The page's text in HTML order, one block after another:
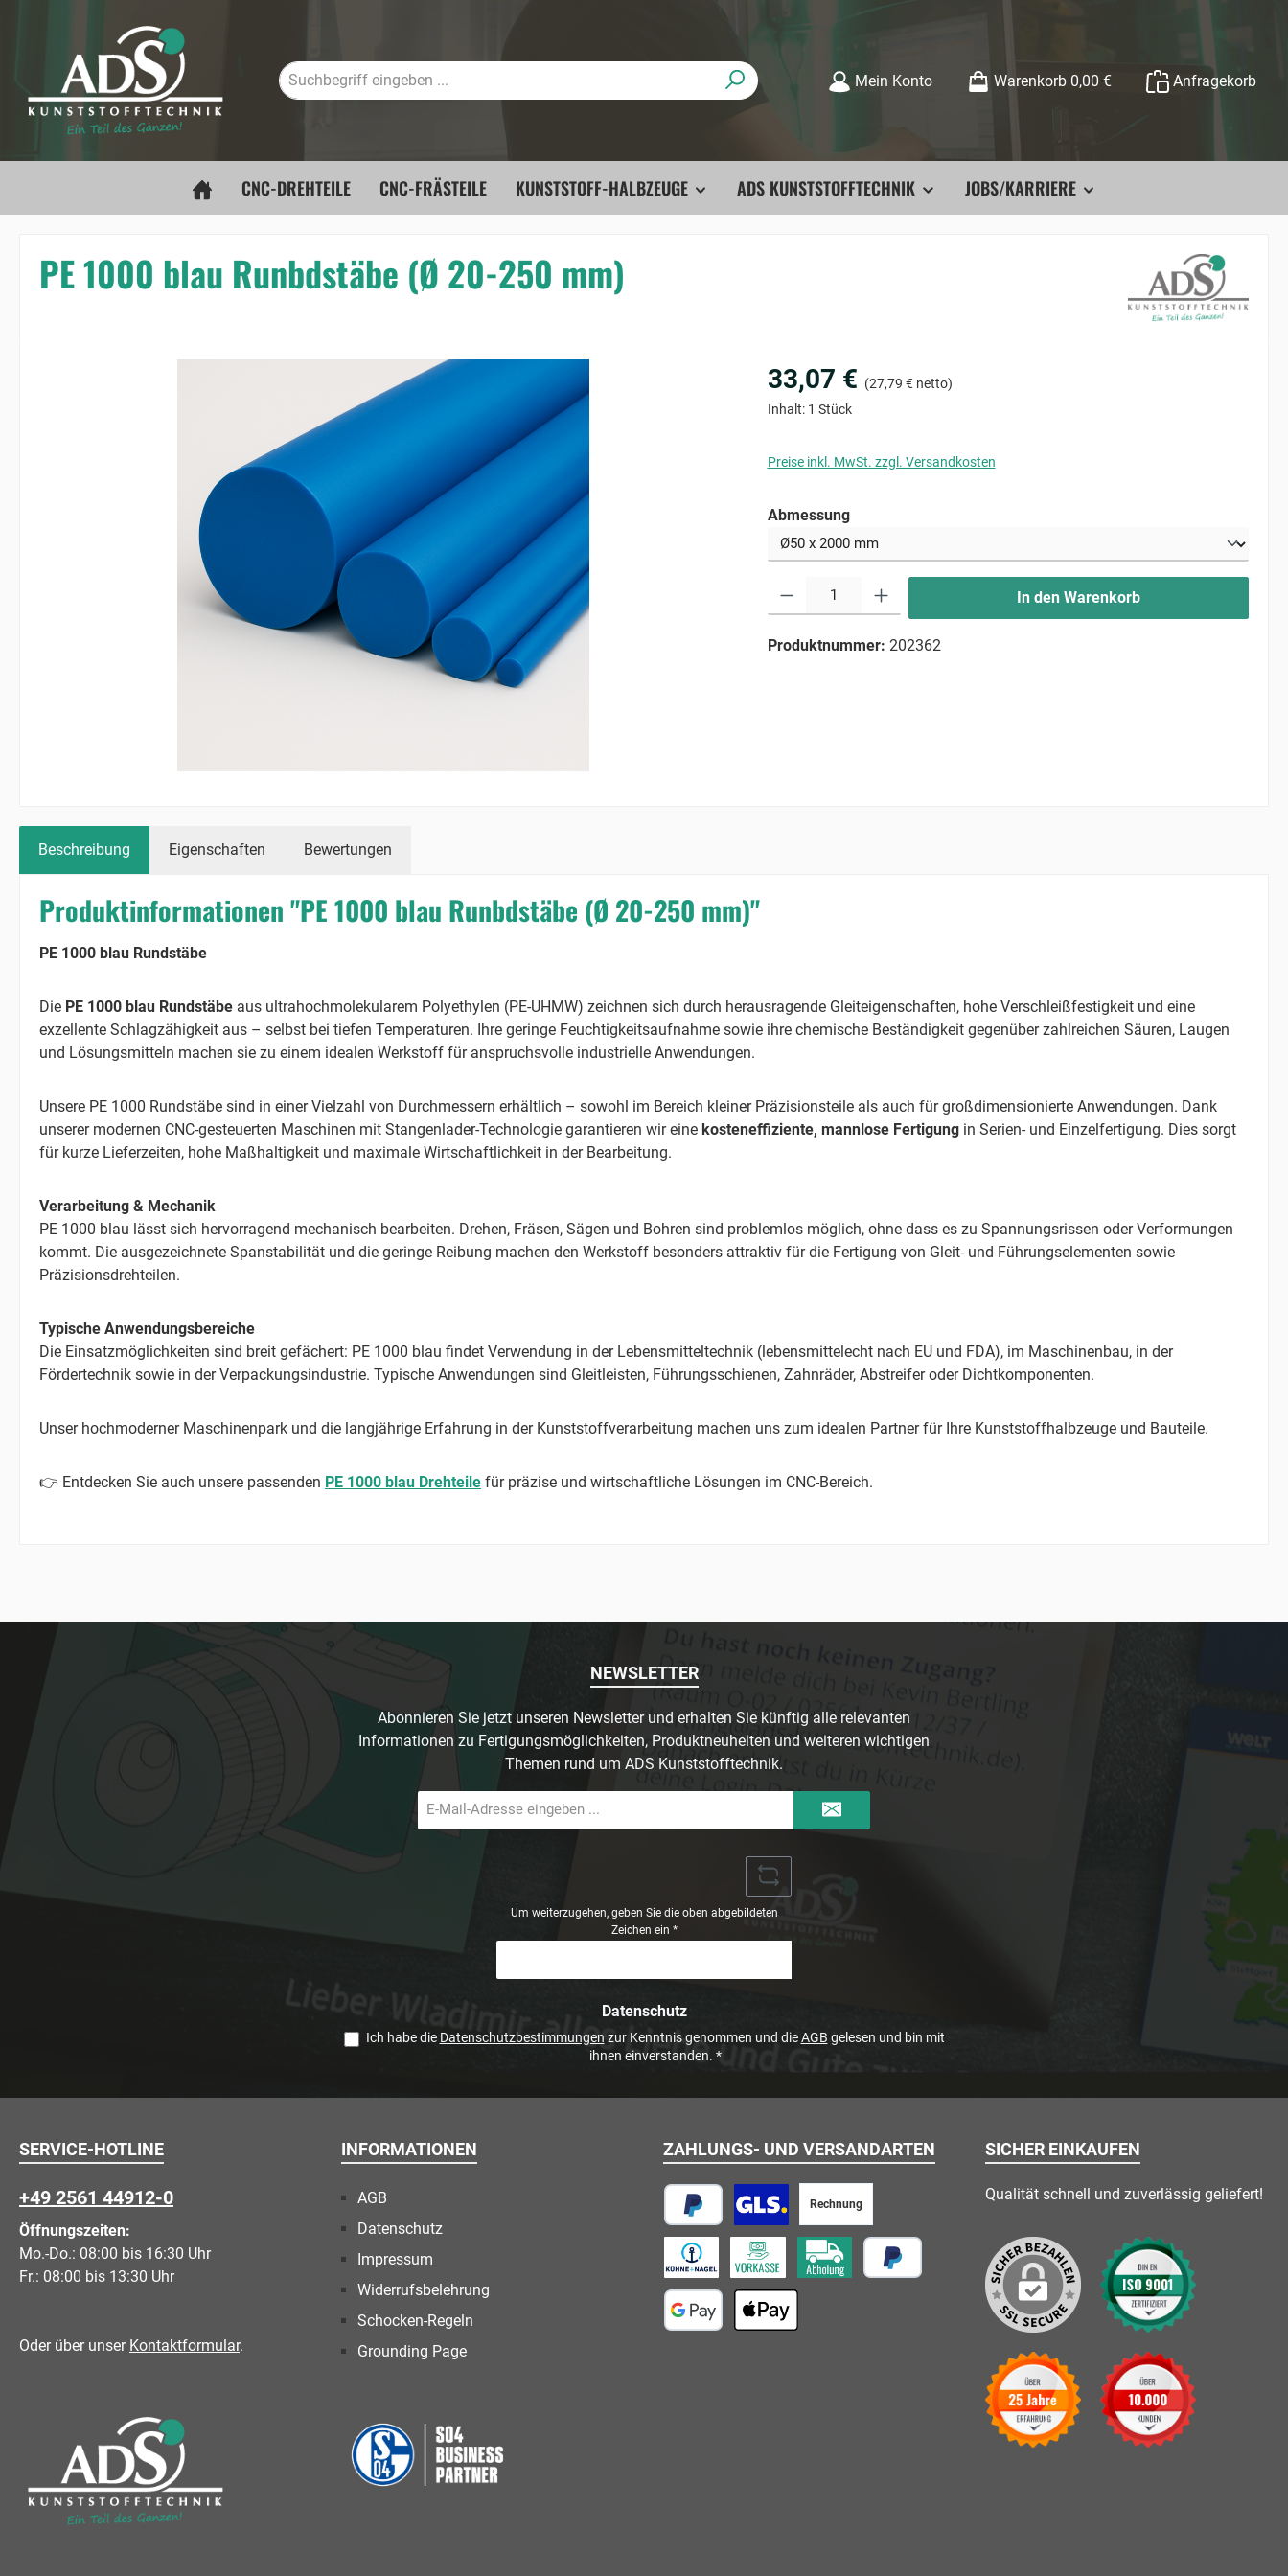
Zur Hauptnavigation springen
Mein Konto Warenkorb 0,00 € Anfragekorb
CNC-DREHTEILE CNC-FRÄSTEILE KUNSTSTOFF-HALBZEUGE ADS KUNSTSTOFFTECHNIK JOBS/KARRIERE
PE 1000 blau Runbdstäbe (Ø 20-250 mm)
33,07 € (27,79 € netto)
Inhalt: 1 Stück
Preise inkl. MwSt. zzgl. Versandkosten
Abmessungauswählen
In den Warenkorb
Produktnummer: 202362
Beschreibung Eigenschaften Bewertungen
Produktinformationen "PE 1000 blau Runbdstäbe (Ø 20-250 mm)"
PE 1000 blau Rundstäbe
Die PE 1000 blau Rundstäbe aus ultrahochmolekularem Polyethylen (PE-UHMW) zeichnen sich durch herausragende Gleiteigenschaften, hohe Verschleißfestigkeit und eine
exzellente Schlagzähigkeit aus – selbst bei tiefen Temperaturen. Ihre geringe Feuchtigkeitsaufnahme sowie ihre chemische Beständigkeit gegenüber zahlreichen Säuren, Laugen
und Lösungsmitteln machen sie zu einem idealen Werkstoff für anspruchsvolle industrielle Anwendungen.
Unsere PE 1000 Rundstäbe sind in einer Vielzahl von Durchmessern erhältlich – sowohl im Bereich kleiner Präzisionsteile als auch für großdimensionierte Anwendungen. Dank
unserer modernen CNC-gesteuerten Maschinen mit Stangenlader-Technologie garantieren wir eine kosteneffiziente, mannlose Fertigung in Serien- und Einzelfertigung. Dies sorgt
für kurze Lieferzeiten, hohe Maßhaltigkeit und maximale Wirtschaftlichkeit in der Bearbeitung.
Verarbeitung & Mechanik
PE 1000 blau lässt sich hervorragend mechanisch bearbeiten. Drehen, Fräsen, Sägen und Bohren sind problemlos möglich, ohne dass es zu Spannungsrissen oder Verformungen
kommt. Die ausgezeichnete Spanstabilität und die geringe Reibung machen den Werkstoff besonders attraktiv für die Fertigung von Gleit- und Führungselementen sowie
Präzisionsdrehteilen.
Typische Anwendungsbereiche
Die Einsatzmöglichkeiten sind breit gefächert: PE 1000 blau findet Verwendung in der Lebensmitteltechnik (lebensmittelecht nach EU und FDA), im Maschinenbau, in der
Fördertechnik sowie in der Verpackungsindustrie. Typische Anwendungen sind Gleitleisten, Führungsschienen, Zahnräder, Abstreifer oder Dichtkomponenten.
Unser hochmoderner Maschinenpark und die langjährige Erfahrung in der Kunststoffverarbeitung machen uns zum idealen Partner für Ihre Kunststoffhalbzeuge und Bauteile.
👉 Entdecken Sie auch unsere passenden PE 1000 blau Drehteile für präzise und wirtschaftliche Lösungen im CNC-Bereich.
NEWSLETTER
Abonnieren Sie jetzt unseren Newsletter und erhalten Sie künftig alle relevanten
Informationen zu Fertigungsmöglichkeiten, Produktneuheiten und weiteren wichtigen
Themen rund um ADS Kunststofftechnik.
Mail-
Adresse
Um weiterzugehen, geben Sie die oben abgebildeten
Zeichen ein *
Datenschutz
Ich habe die Datenschutzbestimmungen zur Kenntnis genommen und dieAGB gelesen und bin mit
ihnen einverstanden. *
SERVICE-HOTLINE
+49 2561 44912-0
Öffnungszeiten:
Mo.-Do.: 08:00 bis 16:30 Uhr
Fr.: 08:00 bis 13:30 Uhr
Oder über unser Kontaktformular.
INFORMATIONEN
AGB
Datenschutz
Impressum
Widerrufsbelehrung
Schocken-Regeln
Grounding Page
ZAHLUNGS- UND VERSANDARTEN
PayPal
Rechnung
Vorkasse
Paketversand
Speditionsversand Abholung vor Ort
SICHER EINKAUFEN
Qualität schnell und zuverlässig geliefert!